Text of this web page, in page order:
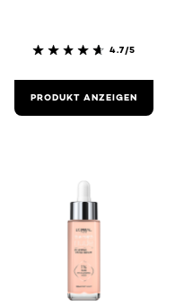
4.7/5
PRODUKT ANZEIGEN